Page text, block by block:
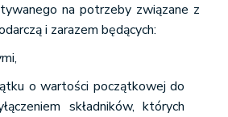
na potrzeby związane z
i zarazem będących:
o wartości początkowej do
składników, których